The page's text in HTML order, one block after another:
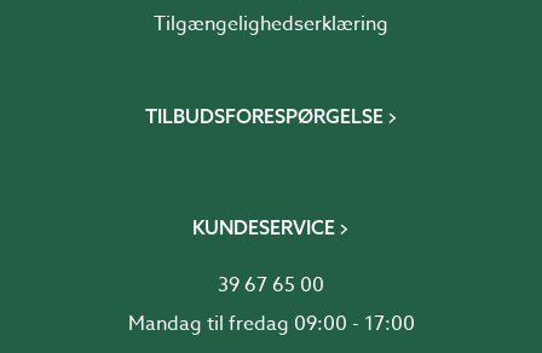
Tilgængelighedserklæring
TILBUDSFORESPØRGELSE
KUNDESERVICE
39 67 65 00
Mandag til fredag 09:00 - 17:00